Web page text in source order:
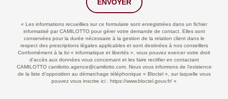
ENVOYER
« Les informations recueillies sur ce formulaire sont enregistrées dans un fichier
informatisé par CAMILOTTO pour gérer votre demande de contact. Elles sont
conservées pour la durée nécessaire à la gestion de la relation client dans le
respect des prescriptions légales applicables et sont destinées à nos conseillers
Conformément à la loi « informatique et libertés », vous pouvez exercer votre droit
d'accès aux données vous concernant et les faire rectifier en contactant
CAMILOTTO camilotto.agence@camilotto.com. Nous vous informons de l'existence
de la liste d'opposition au démarchage téléphonique « Bloctel », sur laquelle vous
pouvez vous inscrire ici : https://www.bloctel.gouv.fr/ »